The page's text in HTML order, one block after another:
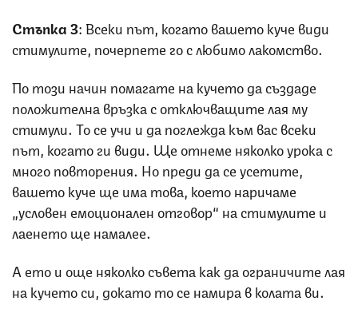
Стъпка 3: Всеки път, когато вашето куче види
стимулите, почерпете го с любимо лакомство.
По този начин помагате на кучето да създаде
положителна връзка с отключващите лая му
стимули. То се учи и да поглежда към вас всеки
път, когато ги види. Ще отнеме няколко урока с
много повторения. Но преди да се усетите,
вашето куче ще има това, което наричаме
„условен емоционален отговор“ на стимулите и
лаенето ще намалее.
А ето и още няколко съвета как да ограничите лая
на кучето си, докато то се намира в колата ви.